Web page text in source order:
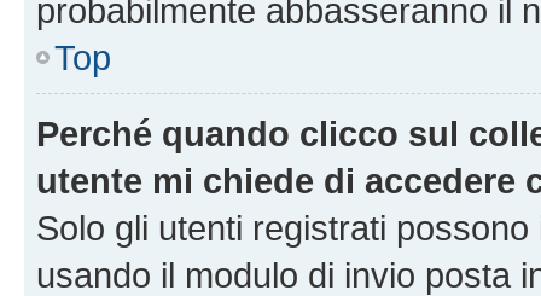
probabilmente abbasseranno il
Top
Perché quando clicco sul
utente mi chiede di accedere
Solo gli utenti registrati
usando il modulo di invio posta